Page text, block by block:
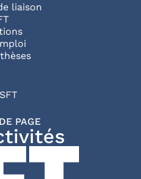
liaison
DE PAGE
PAGE